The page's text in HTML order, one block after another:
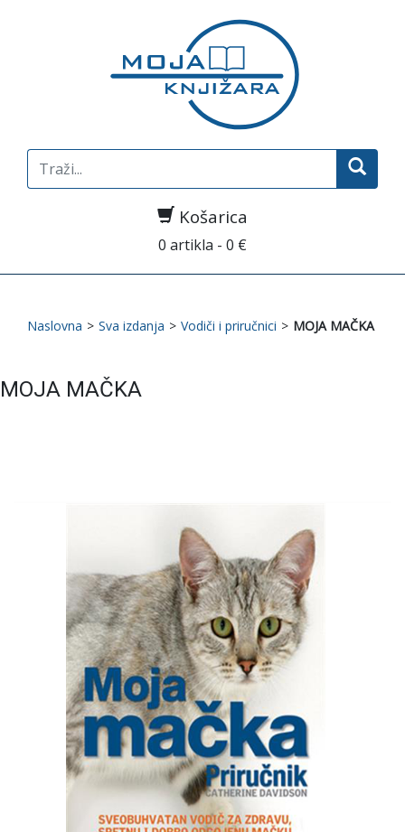
Search
for:
Košarica
0 artikla - 0 €
Naslovna > Sva izdanja > Vodiči i priručnici > MOJA MAČKA
MOJA MAČKA